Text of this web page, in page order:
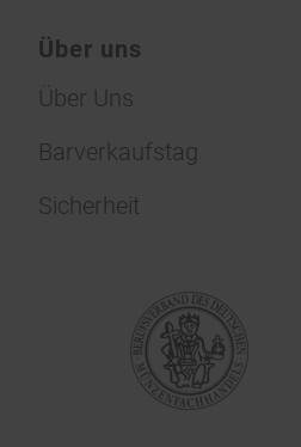
Über uns
Über Uns
Barverkaufstag
Sicherheit